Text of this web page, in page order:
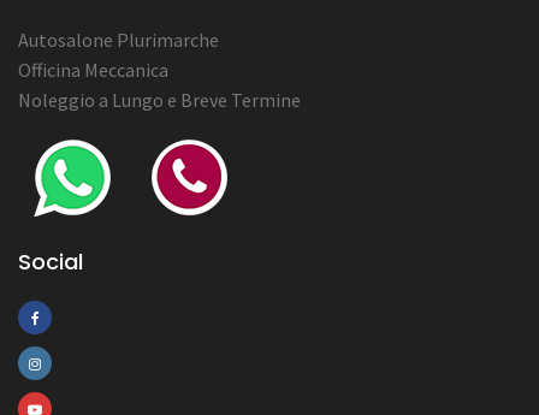
Autosalone Plurimarche
Officina Meccanica
Noleggio a Lungo e Breve Termine
Social